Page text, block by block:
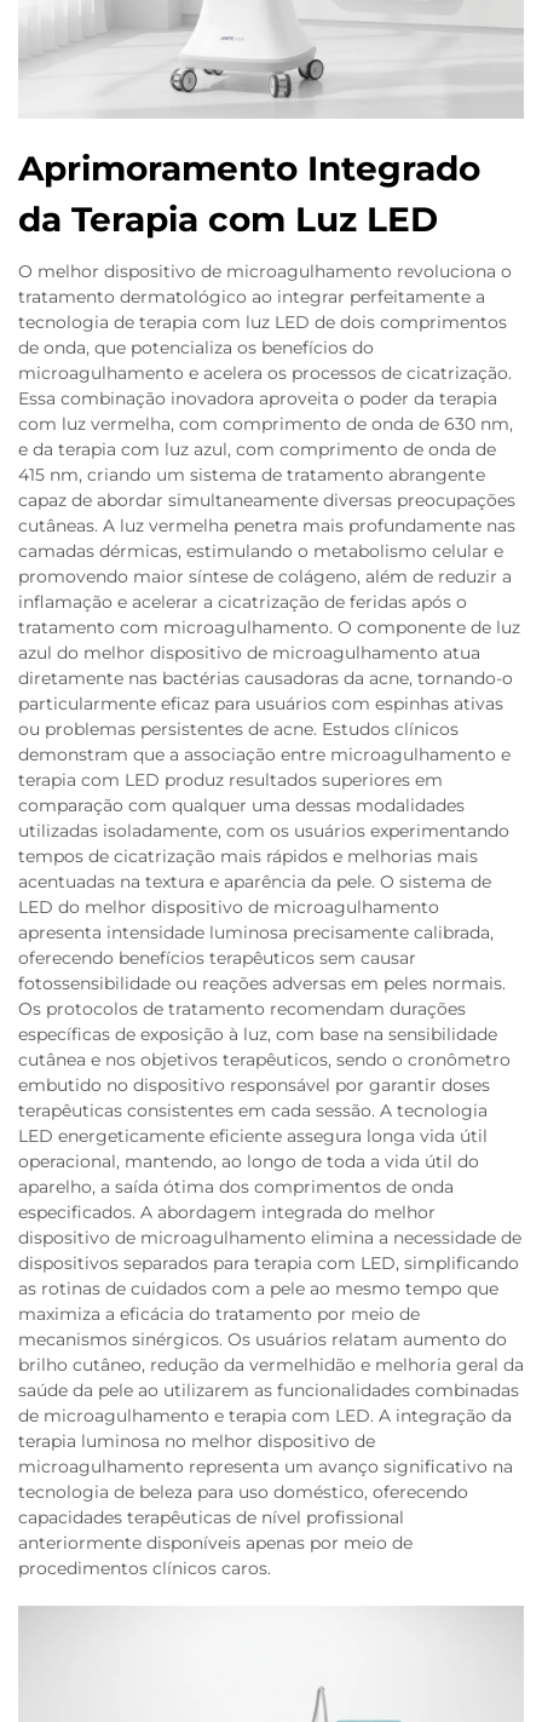
Aprimoramento Integrado
da Terapia com Luz LED
O melhor dispositivo de microagulhamento revoluciona o
tratamento dermatológico ao integrar perfeitamente a
tecnologia de terapia com luz LED de dois comprimentos
de onda, que potencializa os benefícios do
microagulhamento e acelera os processos de cicatrização.
Essa combinação inovadora aproveita o poder da terapia
com luz vermelha, com comprimento de onda de 630 nm,
e da terapia com luz azul, com comprimento de onda de
415 nm, criando um sistema de tratamento abrangente
capaz de abordar simultaneamente diversas preocupações
cutâneas. A luz vermelha penetra mais profundamente nas
camadas dérmicas, estimulando o metabolismo celular e
promovendo maior síntese de colágeno, além de reduzir a
inflamação e acelerar a cicatrização de feridas após o
tratamento com microagulhamento. O componente de luz
azul do melhor dispositivo de microagulhamento atua
diretamente nas bactérias causadoras da acne, tornando-o
particularmente eficaz para usuários com espinhas ativas
ou problemas persistentes de acne. Estudos clínicos
demonstram que a associação entre microagulhamento e
terapia com LED produz resultados superiores em
comparação com qualquer uma dessas modalidades
utilizadas isoladamente, com os usuários experimentando
tempos de cicatrização mais rápidos e melhorias mais
acentuadas na textura e aparência da pele. O sistema de
LED do melhor dispositivo de microagulhamento
apresenta intensidade luminosa precisamente calibrada,
oferecendo benefícios terapêuticos sem causar
fotossensibilidade ou reações adversas em peles normais.
Os protocolos de tratamento recomendam durações
específicas de exposição à luz, com base na sensibilidade
cutânea e nos objetivos terapêuticos, sendo o cronômetro
embutido no dispositivo responsável por garantir doses
terapêuticas consistentes em cada sessão. A tecnologia
LED energeticamente eficiente assegura longa vida útil
operacional, mantendo, ao longo de toda a vida útil do
aparelho, a saída ótima dos comprimentos de onda
especificados. A abordagem integrada do melhor
dispositivo de microagulhamento elimina a necessidade de
dispositivos separados para terapia com LED, simplificando
as rotinas de cuidados com a pele ao mesmo tempo que
maximiza a eficácia do tratamento por meio de
mecanismos sinérgicos. Os usuários relatam aumento do
brilho cutâneo, redução da vermelhidão e melhoria geral da
saúde da pele ao utilizarem as funcionalidades combinadas
de microagulhamento e terapia com LED. A integração da
terapia luminosa no melhor dispositivo de
microagulhamento representa um avanço significativo na
tecnologia de beleza para uso doméstico, oferecendo
capacidades terapêuticas de nível profissional
anteriormente disponíveis apenas por meio de
procedimentos clínicos caros.